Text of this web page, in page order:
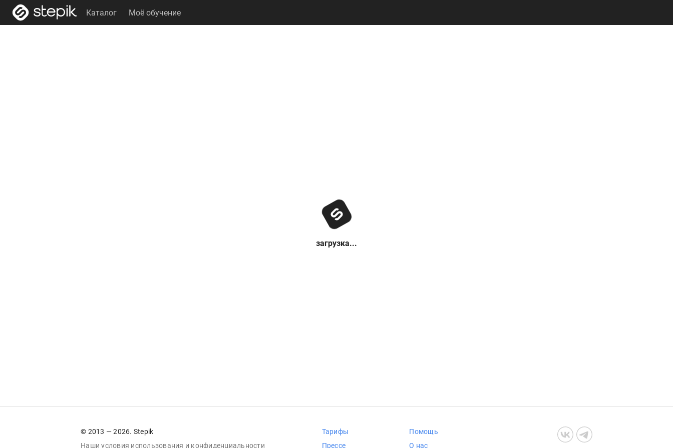
Каталог Моё обучение
загрузка...
© 2013 — 2026. Stepik
Наши условия использования и конфиденциальности
Тарифы
Прессе
Помощь
О нас